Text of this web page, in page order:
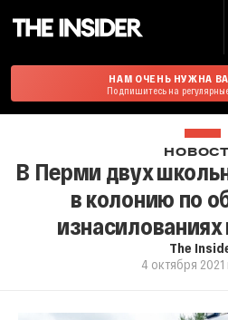
НАМ ОЧЕНЬ НУЖНА
Подпишитесь на
В Перми двух
в колонию по
The
4 октября 2021